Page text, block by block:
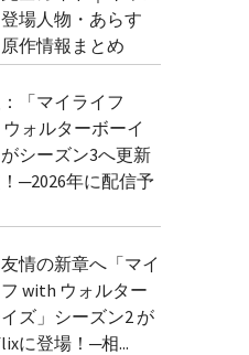
登場人物・あらす
作情報まとめ
「マイライフ
ォルターボーイ
シーズン3へ更新
─2026年に配信予
情の新章へ「マイ
with ウォルター
ズ」シーズン2 が
に登場！─相...